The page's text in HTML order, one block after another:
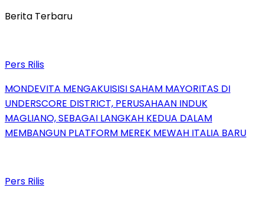
Berita Terbaru
Pers Rilis
MONDEVITA MENGAKUISISI SAHAM MAYORITAS DI
UNDERSCORE DISTRICT, PERUSAHAAN INDUK
MAGLIANO, SEBAGAI LANGKAH KEDUA DALAM
MEMBANGUN PLATFORM MEREK MEWAH ITALIA BARU
Pers Rilis